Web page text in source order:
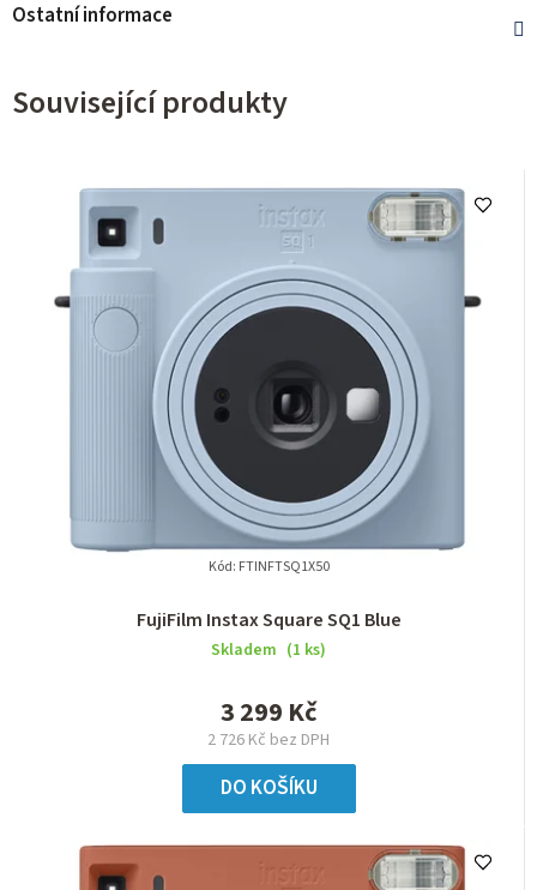
Ostatní informace
Související produkty
FujiFilm Instax Square SQ1 Blue
Skladem (1 ks)
2 726 Kč bez DPH
3 299 Kč
DO KOŠÍKU
Kód: FTINFTSQ1X50